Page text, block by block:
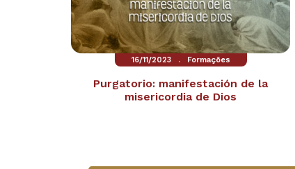
16/11/2023 . Formações
Purgatorio: manifestación de la
misericordia de Dios